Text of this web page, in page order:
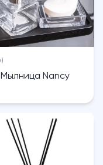
Мылница Nancy